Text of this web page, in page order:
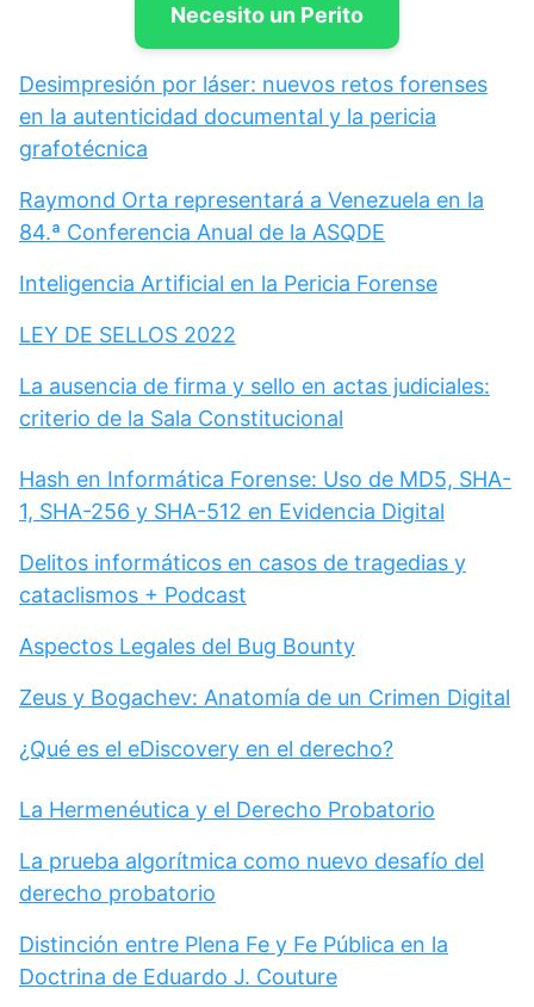
Necesito un Perito
Desimpresión por láser: nuevos retos forenses
en la autenticidad documental y la pericia
grafotécnica
Raymond Orta representará a Venezuela en la
84.ª Conferencia Anual de la ASQDE
Inteligencia Artificial en la Pericia Forense
LEY DE SELLOS 2022
La ausencia de firma y sello en actas judiciales:
criterio de la Sala Constitucional
Hash en Informática Forense: Uso de MD5, SHA-
1, SHA-256 y SHA-512 en Evidencia Digital
Delitos informáticos en casos de tragedias y
cataclismos + Podcast
Aspectos Legales del Bug Bounty
Zeus y Bogachev: Anatomía de un Crimen Digital
¿Qué es el eDiscovery en el derecho?
La Hermenéutica y el Derecho Probatorio
La prueba algorítmica como nuevo desafío del
derecho probatorio
Distinción entre Plena Fe y Fe Pública en la
Doctrina de Eduardo J. Couture